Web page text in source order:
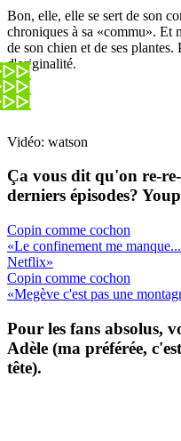
Bon, elle, elle se sert de son
chroniques à sa «commu». Et
de son chien et de ses
d'originalité.
Vidéo: watson
Ça vous dit qu'on re-
derniers épisodes?
Copin comme cochon
«Le confinement me
Netflix»
Copin comme cochon
«Megève c'est pas une
Pour les fans absolus,
Adèle (ma préférée,
tête).